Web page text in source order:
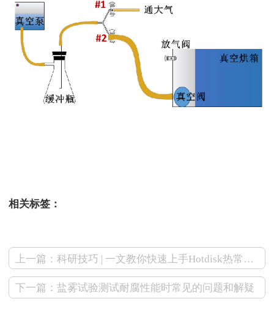
相关标签：
上一篇：科研技巧 | 一文教你快速上手Hotdisk热常数分析仪
下一篇：盐雾试验测试耐腐性能时常见的问题和解疑